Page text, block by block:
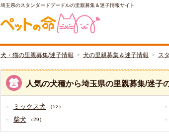
埼玉県のスタンダードプードルの里親募集＆迷子情報サイト
犬・猫の里親募集/迷子情報 犬の里親募集＆迷子情報 ス
人気の犬種から埼玉県の里親募集/迷子
ミックス犬 （52）
柴犬 （29）